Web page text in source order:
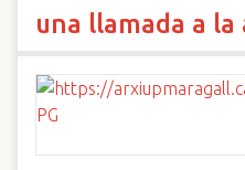
una llamada a la